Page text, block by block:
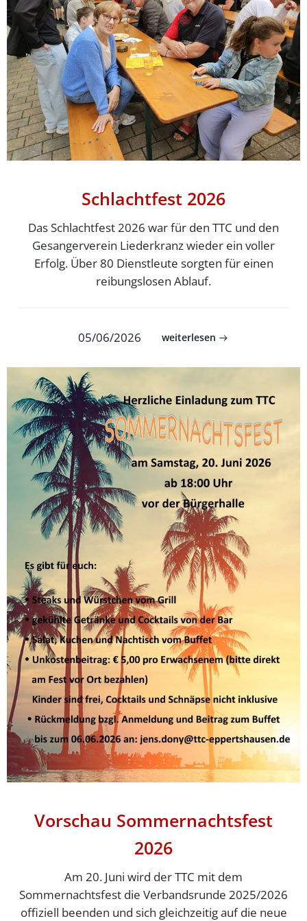
Schlachtfest 2026
Das Schlachtfest 2026 war für den TTC und den
Gesangerverein Liederkranz wieder ein voller
Erfolg. Über 80 Dienstleute sorgten für einen
reibungslosen Ablauf.
05/06/2026 weiterlesen
Vorschau Sommernachtsfest
2026
Am 20. Juni wird der TTC mit dem
Sommernachtsfest die Verbandsrunde 2025/2026
offiziell beenden und sich gleichzeitig auf die neue